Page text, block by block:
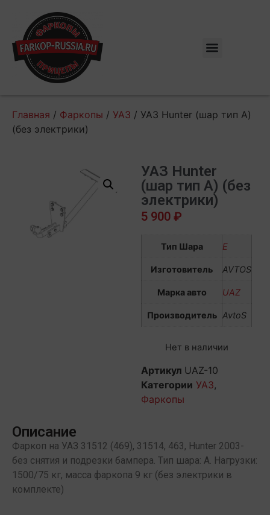
Главная / Фаркопы / УАЗ / УАЗ Hunter (шар тип А)
(без электрики)
УАЗ Hunter
(шар тип А) (без
электрики)
5 900 ₽
Тип Шара E
Изготовитель AVTOS
Марка авто UAZ
Производитель AvtoS
Нет в наличии
Артикул UAZ-10
Категории УАЗ,
Фаркопы
Описание
Фаркоп на УАЗ 31512 (469), 31514, 463, Hunter 2003-
без снятия и подрезки бампера. Тип шара: A. Нагрузки:
1500/75 кг, масса фаркопа 9 кг (без электрики в
комплекте)